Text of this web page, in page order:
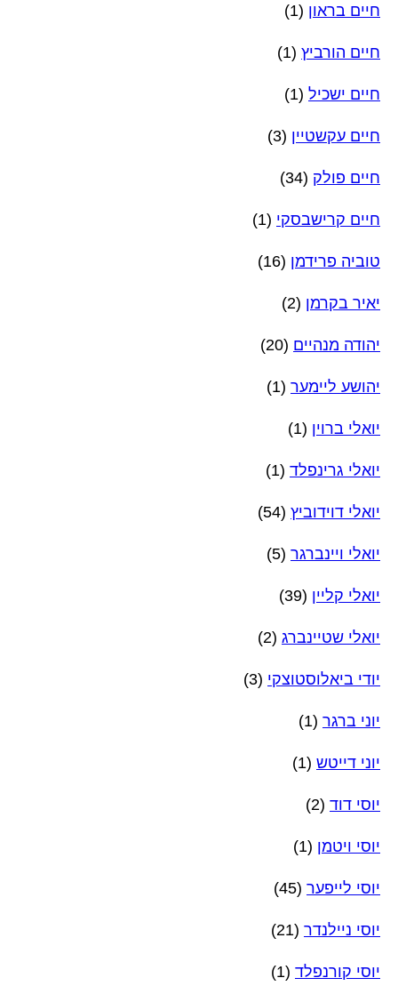
חיים בראון (1)
חיים הורביץ (1)
חיים ישכיל (1)
חיים עקשטיין (3)
חיים פולק (34)
חיים קרישבסקי (1)
טוביה פרידמן (16)
יאיר בקרמן (2)
יהודה מנהיים (20)
יהושע ליימער (1)
יואלי ברוין (1)
יואלי גרינפלד (1)
יואלי דוידוביץ (54)
יואלי ויינברגר (5)
יואלי קליין (39)
יואלי שטיינברג (2)
יודי ביאלוסטוצקי (3)
יוני ברגר (1)
יוני דייטש (1)
יוסי דוד (2)
יוסי ויטמן (1)
יוסי לייפער (45)
יוסי ניילנדר (21)
יוסי קורנפלד (1)